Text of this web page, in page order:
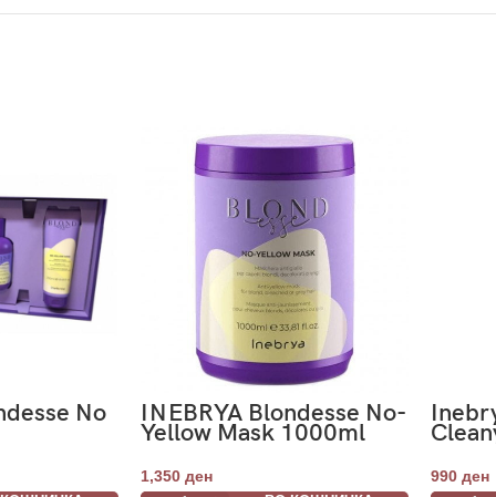
No INEBRYA Blondesse No-
Yellow Mask 1000ml
1,350 ден 990 ден